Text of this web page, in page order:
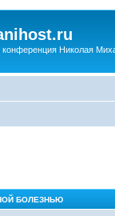
конференция Николая
БОЛЕЗНЬЮ